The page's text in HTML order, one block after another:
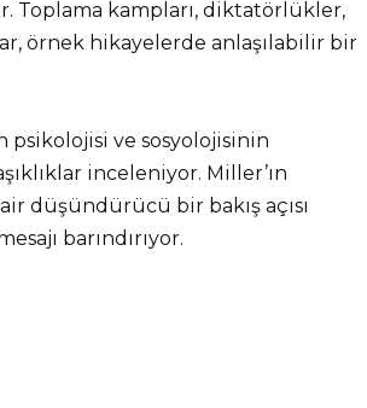
Toplama kampları, diktatörlükler,
örnek hikayelerde anlaşılabilir bir
psikolojisi ve sosyolojisinin
inceleniyor. Miller’ın
düşündürücü bir bakış açısı
barındırıyor.